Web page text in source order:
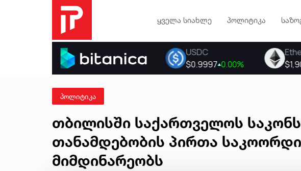
ყველა სიახლე პოლიტიკა
პოლიტიკა
თბილისში საქართველოს
თანამდებობის პირთა
მიმდინარეობს